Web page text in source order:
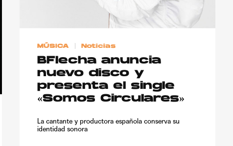
MÚSICA Noticias
BFlecha anuncia
nuevo disco y
presenta el single
«Somos Circulares»
La cantante y productora española conserva su
identidad sonora